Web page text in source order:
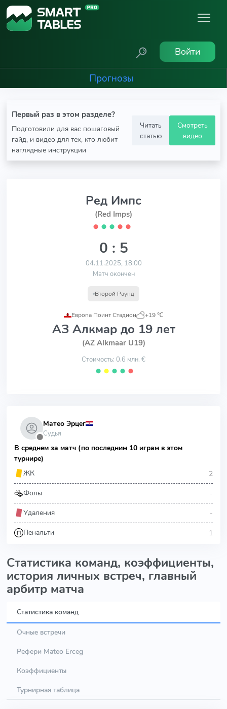
Войти
Прогнозы
Первый раз в этом разделе?
Подготовили для вас пошаговый
гайд, и видео для тех, кто любит
наглядные инструкции
Читать
статью
Смотреть
видео
Ред Импс
(Red Imps)
⬤ ⬤ ⬤ ⬤ ⬤
0 : 5
04.11.2025, 18:00
Матч окончен
Второй Раунд
Европа Поинт Стадион, +19 ℃
АЗ Алкмар до 19 лет
(AZ Alkmaar U19)
Стоимость: 0.6 млн. €
⬤ ⬤ ⬤ ⬤ ⬤
⬤
Матео Эрцег
Судья
В среднем за матч (по последним 10 играм в этом
турнире)
ЖК
2
Фолы -
Удаления -
Пенальти 1
Статистика команд, коэффициенты,
история личных встреч, главный
арбитр матча
Статистика команд
Очные встречи
Рефери Mateo Erceg
Коэффициенты
Турнирная таблица